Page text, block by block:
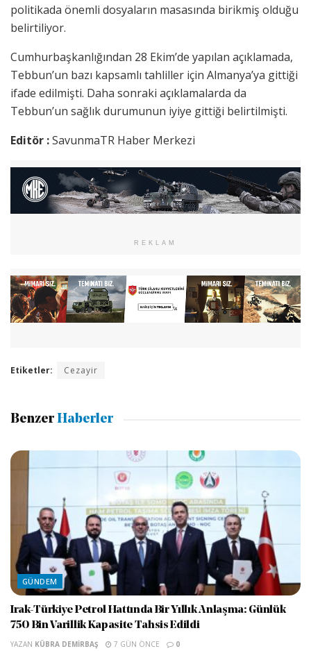
politikada önemli dosyaların masasında birikmiş olduğu
belirtiliyor.
Cumhurbaşkanlığından 28 Ekim’de yapılan açıklamada,
Tebbun’un bazı kapsamlı tahliller için Almanya’ya gittiği
ifade edilmişti. Daha sonraki açıklamalarda da
Tebbun’un sağlık durumunun iyiye gittiği belirtilmişti.
Editör :SavunmaTR Haber Merkezi
REKLAM
Etiketler: Cezayir
Benzer Haberler
GÜNDEM
Irak-Türkiye Petrol Hattında Bir Yıllık Anlaşma: Günlük
750 Bin Varillik Kapasite Tahsis Edildi
YAZAN KÜBRA DEMIRBAŞ 7 GÜN ÖNCE 0